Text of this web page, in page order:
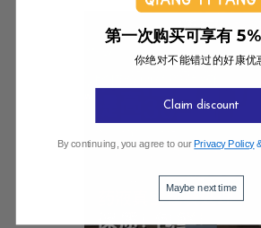
第一次购买可享有
你绝对不能错过的好康优
Claim discount
By continuing, you agree to our Privacy Policy
Maybe next time